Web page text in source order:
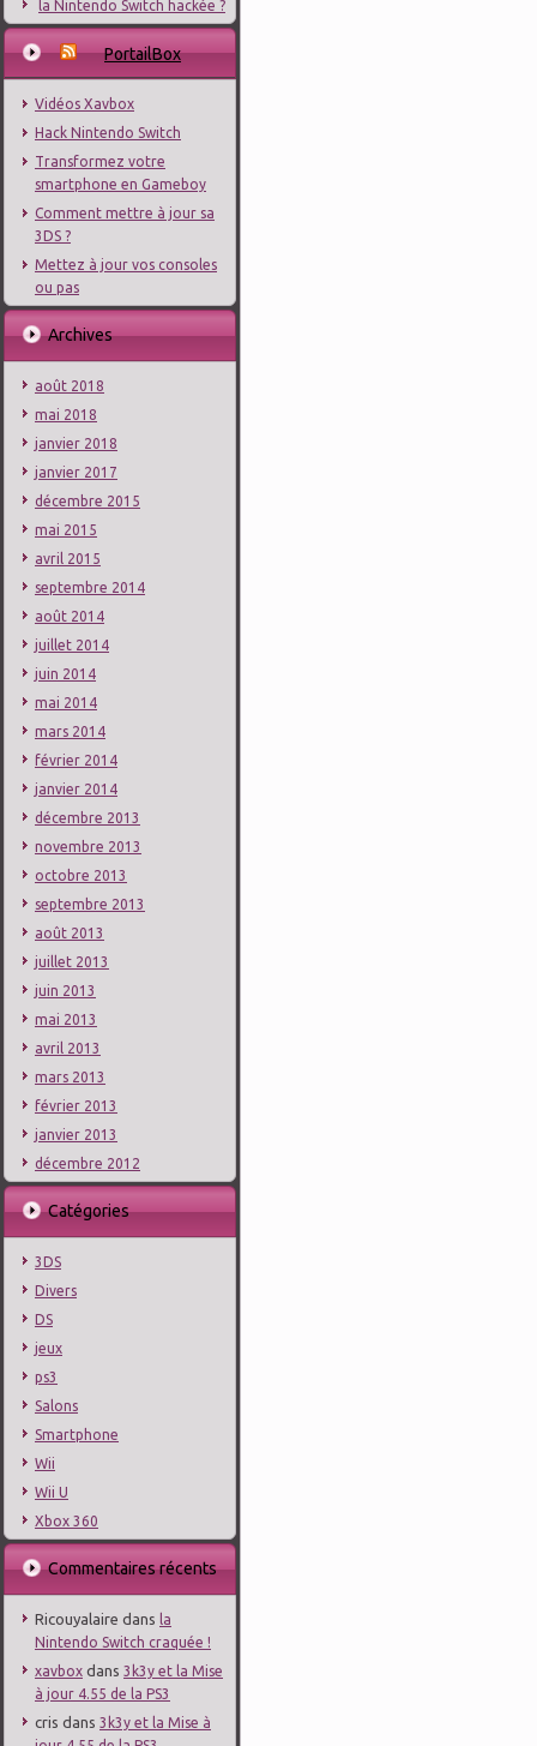
la Nintendo Switch hackée ?
PortailBox
Vidéos Xavbox
Hack Nintendo Switch
Transformez votre
smartphone en Gameboy
Comment mettre à jour sa
3DS ?
Mettez à jour vos consoles
ou pas
Archives
août 2018
mai 2018
janvier 2018
janvier 2017
décembre 2015
mai 2015
avril 2015
septembre 2014
août 2014
juillet 2014
juin 2014
mai 2014
mars 2014
février 2014
janvier 2014
décembre 2013
novembre 2013
octobre 2013
septembre 2013
août 2013
juillet 2013
juin 2013
mai 2013
avril 2013
mars 2013
février 2013
janvier 2013
décembre 2012
Catégories
3DS
Divers
DS
jeux
ps3
Salons
Smartphone
Wii
Wii U
Xbox 360
Commentaires récents
Ricouyalaire dans la
Nintendo Switch craquée !
xavbox dans 3k3y et la Mise
à jour 4.55 de la PS3
cris dans 3k3y et la Mise à